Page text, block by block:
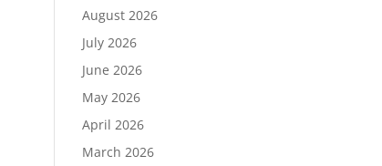
August 2026
July 2026
June 2026
May 2026
April 2026
March 2026